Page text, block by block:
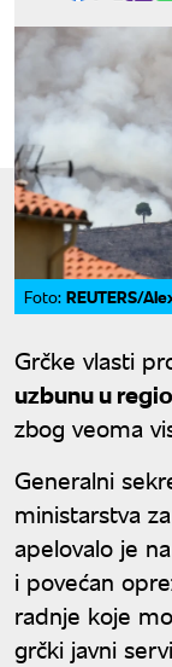
Foto: REUTERS/
Grčke vlasti
uzbunu u
zbog veoma
Generalni
ministarstva
apelovalo je
i povećan
radnje koje
grčki javni